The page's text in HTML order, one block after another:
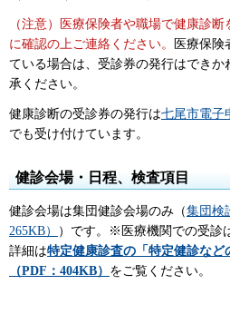
（注意）医療保険者や職場で健康診
に確認の上ご連絡ください。
医療保険
ている場合は、受診券の発行はできか
承ください。
健康診断の受診券の発行は七尾市電子
でも受け付けています。
健診会場・日程、検査項目
健診会場は集団健診会場のみ（集団検
265KB）
）です。※医療機関での受診
詳細は特定健康診査の「特定健診など
（PDF：404KB） をご覧ください。